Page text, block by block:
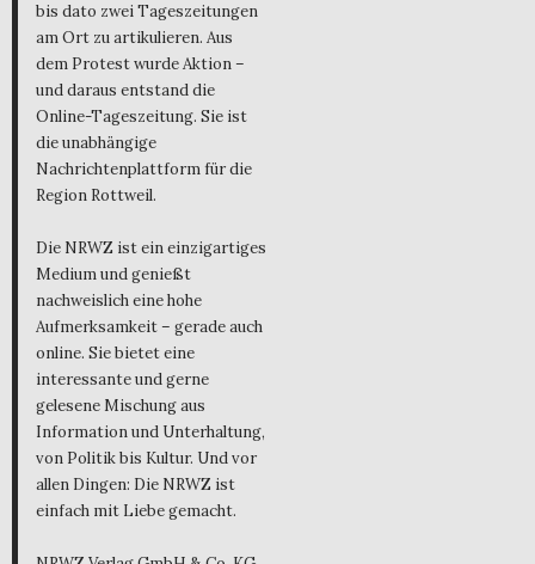
bis dato zwei Tageszeitungen
am Ort zu artikulieren. Aus
dem Protest wurde Aktion –
und daraus entstand die
Online-Tageszeitung. Sie ist
die unabhängige
Nachrichtenplattform für die
Region Rottweil.
Die NRWZ ist ein einzigartiges
Medium und genießt
nachweislich eine hohe
Aufmerksamkeit – gerade auch
online. Sie bietet eine
interessante und gerne
gelesene Mischung aus
Information und Unterhaltung,
von Politik bis Kultur. Und vor
allen Dingen: Die NRWZ ist
einfach mit Liebe gemacht.